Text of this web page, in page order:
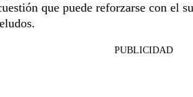
que puede reforzarse con el
PUBLICIDAD